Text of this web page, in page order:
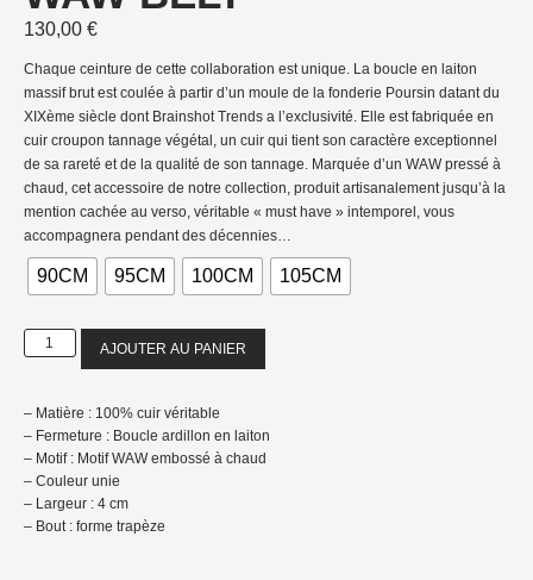
130,00 €
Chaque ceinture de cette collaboration est unique. La boucle en laiton
massif brut est coulée à partir d’un moule de la fonderie Poursin datant du
XIXème siècle dont Brainshot Trends a l’exclusivité. Elle est fabriquée en
cuir croupon tannage végétal, un cuir qui tient son caractère exceptionnel
de sa rareté et de la qualité de son tannage. Marquée d’un WAW pressé à
chaud, cet accessoire de notre collection, produit artisanalement jusqu’à la
mention cachée au verso, véritable « must have » intemporel, vous
accompagnera pendant des décennies…
90CM 95CM 100CM 105CM
AJOUTER AU PANIER
– Matière : 100% cuir véritable
– Fermeture : Boucle ardillon en laiton
– Motif : Motif WAW embossé à chaud
– Couleur unie
– Largeur : 4 cm
– Bout : forme trapèze